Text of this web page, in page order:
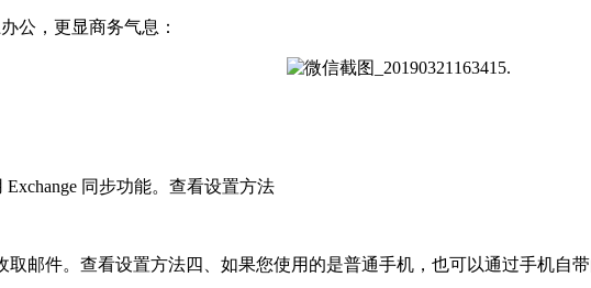
公，更显商务气息：
同步功能。查看设置方法
邮件。查看设置方法四、如果您使用的是普通手机，也可以通过手机自带